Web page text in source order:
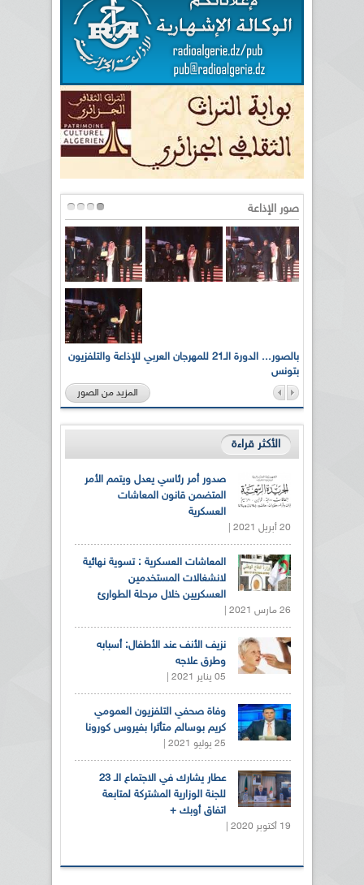
صور الإذاعة
بالصور... الدورة الـ21 للمهرجان العربي للإذاعة والتلفزيون
بتونس
المزيد من الصور
الأكثر قراءة
صدور أمر رئاسي يعدل ويتمم الأمر
المتضمن قانون المعاشات
العسكرية
20 أبريل 2021 |
المعاشات العسكرية : تسوية نهائية
لانشغالات المستخدمين
العسكريين خلال مرحلة الطوارئ
26 مارس 2021 |
نزيف الأنف عند الأطفال: أسبابه
وطرق علاجه
05 يناير 2021 |
وفاة صحفي التلفزيون العمومي
كريم بوسالم متأثرا بفيروس كورونا
25 يوليو 2021 |
عطار يشارك في الاجتماع الـ 23
للجنة الوزارية المشتركة لمتابعة
اتفاق أوبك +
19 أكتوبر 2020 |